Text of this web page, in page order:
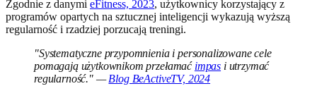
Zgodnie z danymi eFitness, 2023, użytkownicy korzystający z
programów opartych na sztucznej inteligencji wykazują wyższą
regularność i rzadziej porzucają treningi.
"Systematyczne przypomnienia i personalizowane cele
pomagają użytkownikom przełamać impas i utrzymać
regularność." —Blog BeActiveTV, 2024